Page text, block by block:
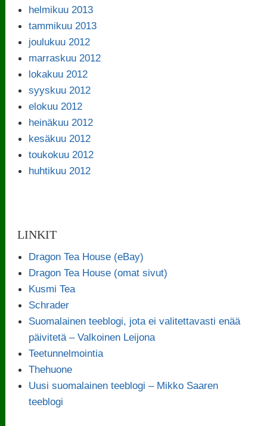
helmikuu 2013
tammikuu 2013
joulukuu 2012
marraskuu 2012
lokakuu 2012
syyskuu 2012
elokuu 2012
heinäkuu 2012
kesäkuu 2012
toukokuu 2012
huhtikuu 2012
LINKIT
Dragon Tea House (eBay)
Dragon Tea House (omat sivut)
Kusmi Tea
Schrader
Suomalainen teeblogi, jota ei valitettavasti enää
päivitetä – Valkoinen Leijona
Teetunnelmointia
Thehuone
Uusi suomalainen teeblogi – Mikko Saaren
teeblogi